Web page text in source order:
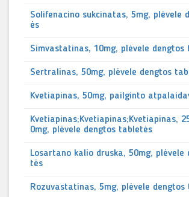
Solifenacino sukcinatas, 5mg, plėvele
ės
Simvastatinas, 10mg, plėvele dengtos
Sertralinas, 50mg, plėvele dengtos
Kvetiapinas, 50mg, pailginto
Kvetiapinas;Kvetiapinas;Kvetiapinas,
0mg, plėvele dengtos tabletės
Losartano kalio druska, 50mg, plėvele
tės
Rozuvastatinas, 5mg, plėvele dengtos